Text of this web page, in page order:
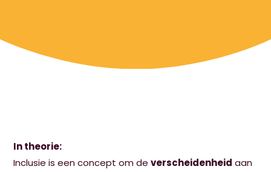
In theorie:
Inclusie is een concept om deverscheidenheid aan